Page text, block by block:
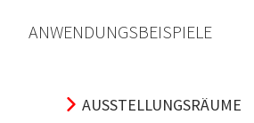
ANWENDUNGSBEISPIELE
AUSSTELLUNGSRÄUME